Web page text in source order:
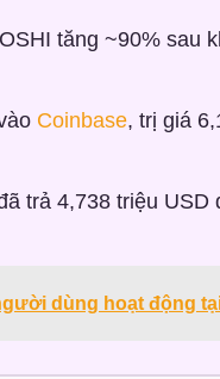
tăng ~90% sau
Coinbase, trị giá
trả 4,738 triệu USD
dùng hoạt động